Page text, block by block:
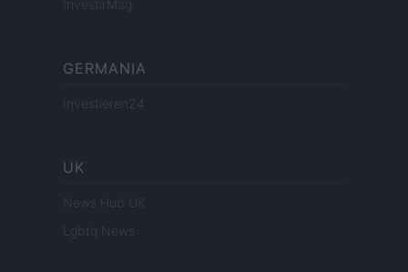
InvestirMag
GERMANIA
Investieren24
UK
News Hub UK
Lgbtq News